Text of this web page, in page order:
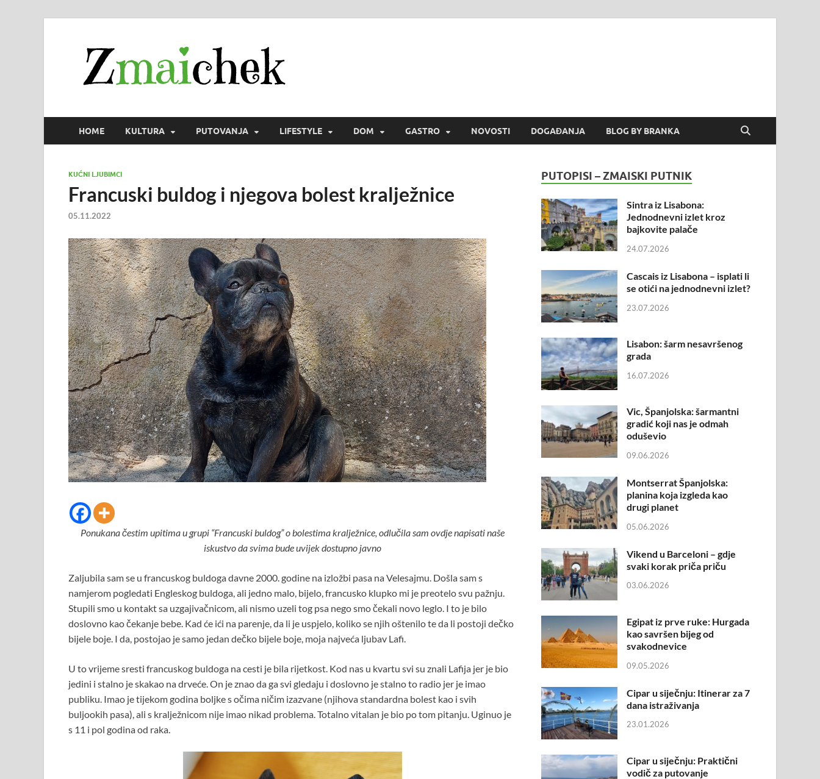
HOME KULTURA PUTOVANJA LIFESTYLE DOM GASTRO NOVOSTI DOGAĐANJA BLOG BY BRANKA
KUĆNI LJUBIMCI
Francuski buldog i njegova bolest kralježnice
05.11.2022
Ponukana čestim upitima u grupi “Francuski buldog” o bolestima kralježnice, odlučila sam ovdje napisati naše
iskustvo da svima bude uvijek dostupno javno
Zaljubila sam se u francuskog buldoga davne 2000. godine na izložbi pasa na Velesajmu. Došla sam s
namjerom pogledati Engleskog buldoga, ali jedno malo, bijelo, francusko klupko mi je preotelo svu pažnju.
Stupili smo u kontakt sa uzgajivačnicom, ali nismo uzeli tog psa nego smo čekali novo leglo. I to je bilo
doslovno kao čekanje bebe. Kad će ići na parenje, da li je uspjelo, koliko se njih oštenilo te da li postoji dečko
bijele boje. I da, postojao je samo jedan dečko bijele boje, moja najveća ljubav Lafi.
U to vrijeme sresti francuskog buldoga na cesti je bila rijetkost. Kod nas u kvartu svi su znali Lafija jer je bio
jedini i stalno je skakao na drveće. On je znao da ga svi gledaju i doslovno je stalno to radio jer je imao
publiku. Imao je tijekom godina boljke s očima ničim izazvane (njihova standardna bolest kao i svih
buljookih pasa), ali s kralježnicom nije imao nikad problema. Totalno vitalan je bio po tom pitanju. Uginuo je
s 11 i pol godina od raka.
PUTOPISI – ZMAISKI PUTNIK
Sintra iz Lisabona:
Jednodnevni izlet kroz
bajkovite palače
24.07.2026
Cascais iz Lisabona – isplati li
se otići na jednodnevni izlet?
23.07.2026
Lisabon: šarm nesavršenog
grada
16.07.2026
Vic, Španjolska: šarmantni
gradić koji nas je odmah
oduševio
09.06.2026
Montserrat Španjolska:
planina koja izgleda kao
drugi planet
05.06.2026
Vikend u Barceloni – gdje
svaki korak priča priču
03.06.2026
Egipat iz prve ruke: Hurgada
kao savršen bijeg od
svakodnevice
09.05.2026
Cipar u siječnju: Itinerar za 7
dana istraživanja
23.01.2026
Cipar u siječnju: Praktični
vodič za putovanje